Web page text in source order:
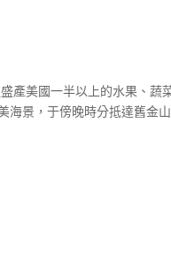
產美國一半以上的水果、
海景，于傍晚時分抵達舊